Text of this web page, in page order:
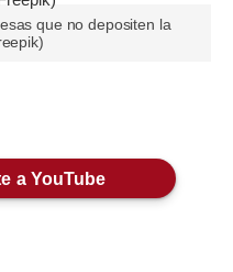
que no depositen la
a YouTube